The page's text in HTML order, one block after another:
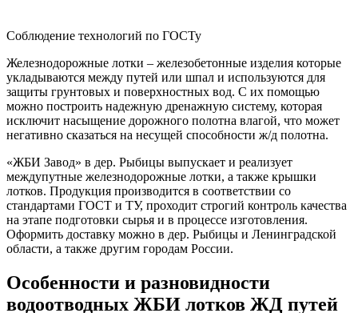
Соблюдение технологий по ГОСТу
Железнодорожные лотки – железобетонные изделия которые
укладываются между путей или шпал и используются для
защиты грунтовых и поверхностных вод. С их помощью
можно построить надежную дренажную систему, которая
исключит насыщение дорожного полотна влагой, что может
негативно сказаться на несущей способности ж/д полотна.
«ЖБИ Завод» в дер. Рыбицы выпускает и реализует
междупутные железнодорожные лотки, а также крышки
лотков. Продукция производится в соответствии со
стандартами ГОСТ и ТУ, проходит строгий контроль качества
на этапе подготовки сырья и в процессе изготовления.
Оформить доставку можно в дер. Рыбицы и Ленинградской
области, а также другим городам России.
Особенности и разновидности
водоотводных ЖБИ лотков ЖД путей